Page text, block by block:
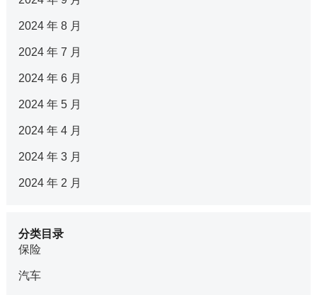
2024 年 8 月
2024 年 7 月
2024 年 6 月
2024 年 5 月
2024 年 4 月
2024 年 3 月
2024 年 2 月
分类目录
保险
汽车